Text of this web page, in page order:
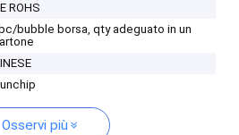
ROHS
bubble borsa, qty adeguato in un
Osservi più